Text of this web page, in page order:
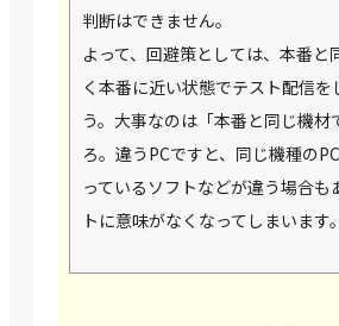
判断はできません。
よって、回避策としては、本番と
く本番に近い状態でテスト配信を
う。大事なのは「本番と同じ機材
ろ。違うPCですと、同じ機種の
っているソフトなどが違う場合も
トに意味がなくなってしまいます。